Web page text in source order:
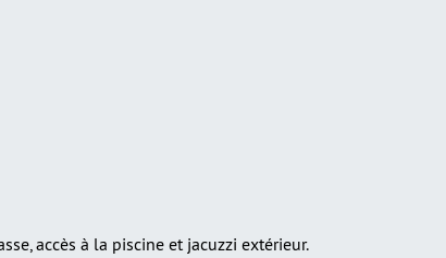
accès à la piscine et jacuzzi extérieur.